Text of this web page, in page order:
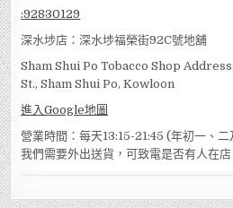
:92830129
深水埗店：深水埗福榮街92C號地舖
Sham Shui Po Tobacco Shop
St., Sham Shui Po, Kowloon
進入Google地圖
營業時間：每天13:15-21:45 (年初一、
我們需要外出送貨，可致電是否有人在店